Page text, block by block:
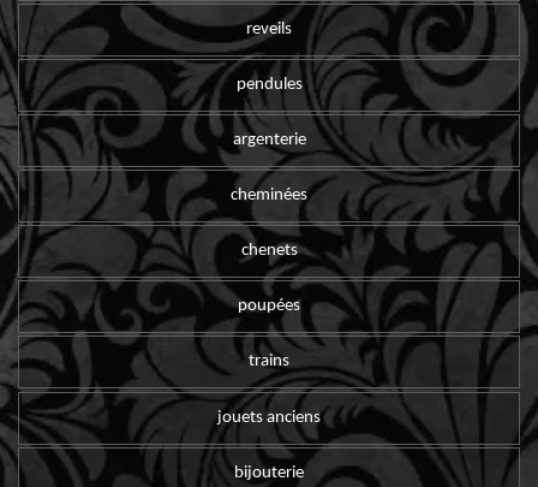
reveils
pendules
argenterie
cheminées
chenets
poupées
trains
jouets anciens
bijouterie